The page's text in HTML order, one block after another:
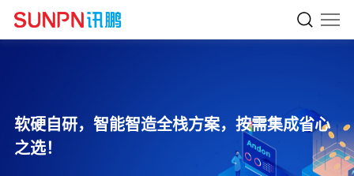
成为广受客户认可的数智化解决方案提供商
软硬自研，智能智造全栈方案，按需集成省心
之选！
讯鹏用智慧促进生产力。
助力生产企业数智化转型!